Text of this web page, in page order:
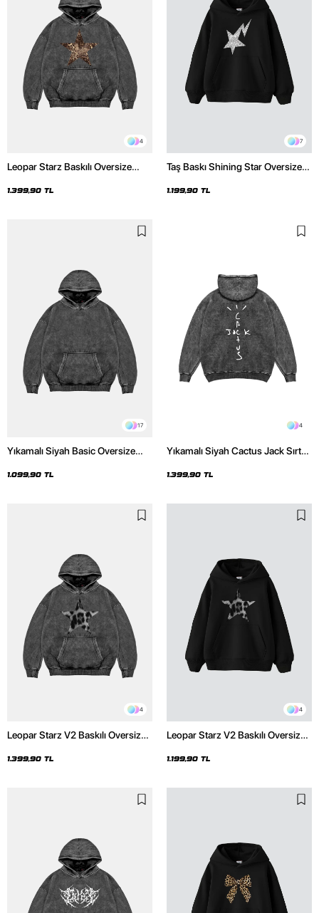
4
Leopar Starz Baskılı Oversize
Hoodie
1.399,90 TL
7
Taş Baskı Shining Star Oversize
1.199,90 TL
17
Yıkamalı Siyah Basic Oversize
1.099,90 TL
4
Yıkamalı Siyah Cactus Jack Sırt
1.399,90 TL
4
Leopar Starz V2 Baskılı Oversize
Hoodie
1.399,90 TL
4
Leopar Starz V2 Baskılı Oversize
1.199,90 TL